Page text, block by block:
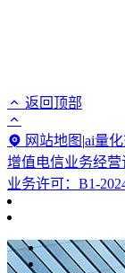
返回顶部
网站地图 |ai量
增值电信业务经营
业务许可：B1-